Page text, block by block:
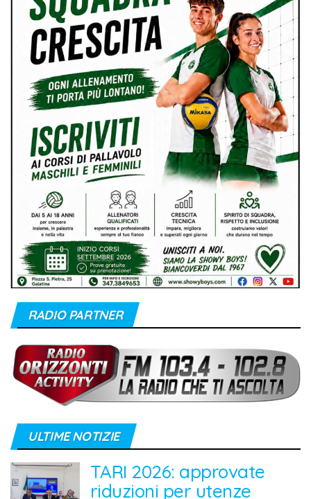
RADIO PARTNER
ULTIME NOTIZIE
TARI 2026: approvate
riduzioni per utenze